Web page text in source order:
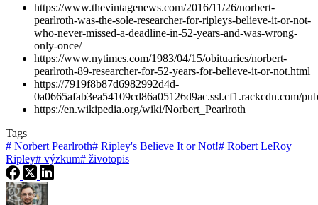
https://www.thevintagenews.com/2016/11/26/norbert-
pearlroth-was-the-sole-researcher-for-ripleys-believe-it-or-not-
who-never-missed-a-deadline-in-52-years-and-was-wrong-
only-once/
https://www.nytimes.com/1983/04/15/obituaries/norbert-
pearlroth-89-researcher-for-52-years-for-believe-it-or-not.html
https://7919f8b87d6982992d4d-
0a0665afab3ea54109cd86a05126d9ac.ssl.cf1.rackcdn.com/
https://en.wikipedia.org/wiki/Norbert_Pearlroth
Tags
# Norbert Pearlroth# Ripley's Believe It or Not!# Robert LeRoy
Ripley# výzkum# životopis